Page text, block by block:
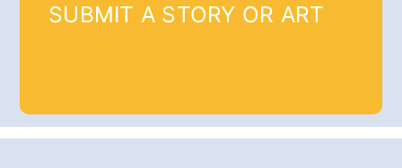
SUBMIT A STORY OR ART